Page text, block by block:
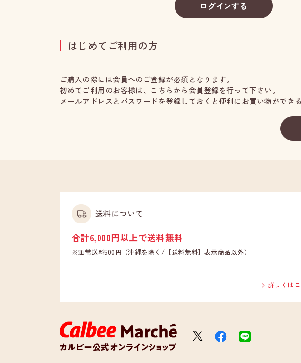
はじめてご利用の方
ご購入の際には会員へのご登録が必須となります。
初めてご利用のお客様は、こちらから会員登録を行って下さい。
メールアドレスとパスワードを登録しておくと便利にお買い物ができ
送料について
合計6,000円以上で送料無料
※通常送料500円（沖縄を除く/【送料無料】表示商品以外）
詳しくは
FACEBOOK
LINE